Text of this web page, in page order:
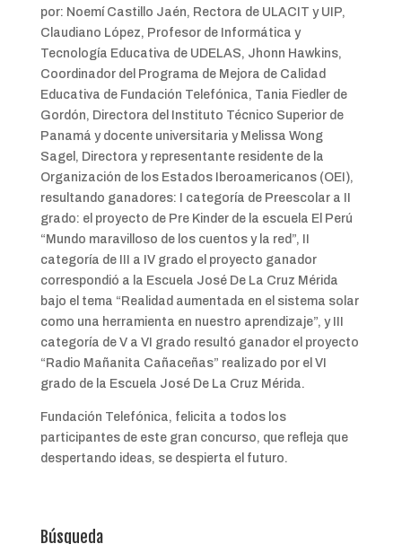
por: Noemí Castillo Jaén, Rectora de ULACIT y UIP,
Claudiano López, Profesor de Informática y
Tecnología Educativa de UDELAS, Jhonn Hawkins,
Coordinador del Programa de Mejora de Calidad
Educativa de Fundación Telefónica, Tania Fiedler de
Gordón, Directora del Instituto Técnico Superior de
Panamá y docente universitaria y Melissa Wong
Sagel, Directora y representante residente de la
Organización de los Estados Iberoamericanos (OEI),
resultando ganadores: I categoría de Preescolar a II
grado: el proyecto de Pre Kinder de la escuela El Perú
“Mundo maravilloso de los cuentos y la red”, II
categoría de III a IV grado el proyecto ganador
correspondió a la Escuela José De La Cruz Mérida
bajo el tema “Realidad aumentada en el sistema solar
como una herramienta en nuestro aprendizaje”, y III
categoría de V a VI grado resultó ganador el proyecto
“Radio Mañanita Cañaceñas” realizado por el VI
grado de la Escuela José De La Cruz Mérida.
Fundación Telefónica, felicita a todos los
participantes de este gran concurso, que refleja que
despertando ideas, se despierta el futuro.
Búsqueda